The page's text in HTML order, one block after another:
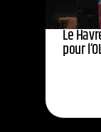
Le
pour